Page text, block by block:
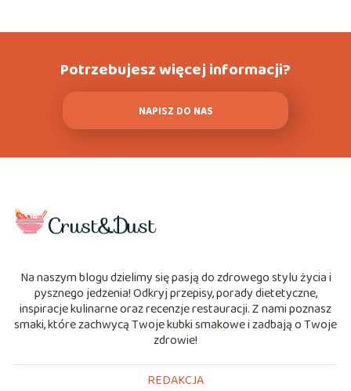
Potrzebujesz więcej informacji?
NAPISZ DO NAS
Na naszym blogu dzielimy się pasją do zdrowego stylu życia i
pysznego jedzenia! Odkryj przepisy, porady dietetyczne,
inspiracje kulinarne oraz recenzje restauracji. Z nami poznasz
smaki, które zachwycą Twoje kubki smakowe i zadbają o Twoje
zdrowie!
REDAKCJA